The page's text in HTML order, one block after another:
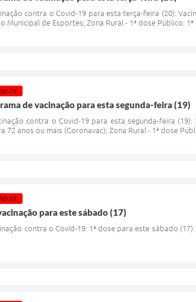
contra o Covid-19 para esta terça-feira (20):
Municipal de Esportes; Zona Rural - 1ª dose Público:
19
de vacinação para esta segunda-feira (19)
contra o Covid-19 para esta segunda-feira
72 anos ou mais (Coronavac); Zona Rural - 1ª dose
19
para este sábado (17)
contra o Covid-19: 1ª dose para este sábado